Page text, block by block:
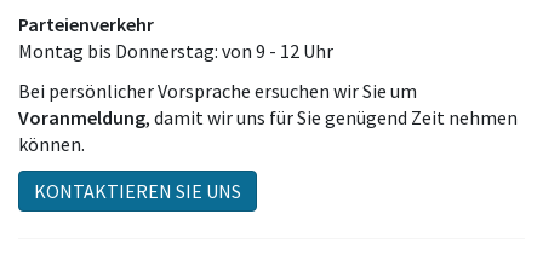
Parteienverkehr
Montag bis Donnerstag: von 9 - 12 Uhr
Bei persönlicher Vorsprache ersuchen wir Sie um
Voranmeldung, damit wir uns für Sie genügend Zeit nehmen
können.
KONTAKTIEREN SIE UNS